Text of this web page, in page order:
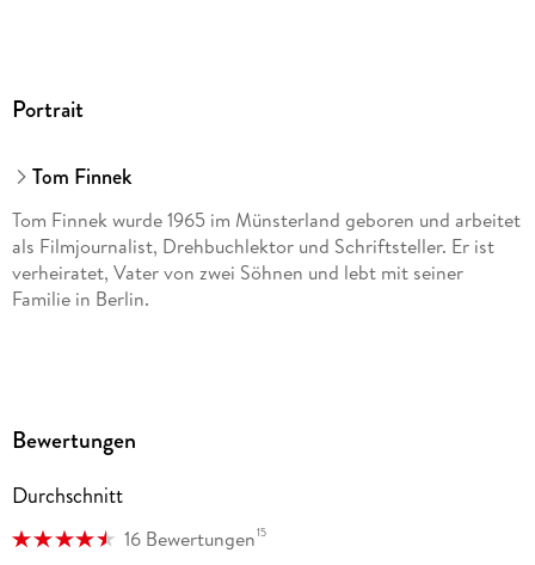
Portrait
Tom Finnek
Tom Finnek wurde 1965 im Münsterland geboren und arbeitet
als Filmjournalist, Drehbuchlektor und Schriftsteller. Er ist
verheiratet, Vater von zwei Söhnen und lebt mit seiner
Familie in Berlin.
Bewertungen
Durchschnitt
16 Bewertungen15